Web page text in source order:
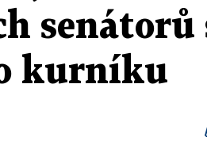
senátorů
kurníku